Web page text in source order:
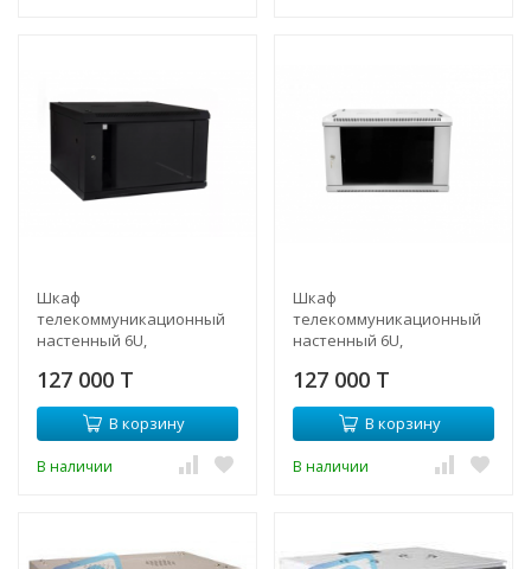
Шкаф
телекоммуникационный
настенный 6U,
127 000 T
В корзину
В наличии
Шкаф
телекоммуникационный
настенный 6U,
127 000 T
В корзину
В наличии